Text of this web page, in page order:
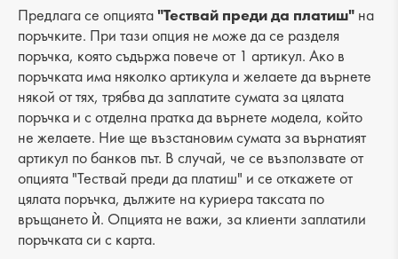
Категория: обувки
Лицев материал: еко кожа
Хастар: еко кожа
Ходило/Подметка: ток
Вид стелка: еко кожа
Височина на тока: 5 cm
Височина подметка: 3 cm
Предлага се опцията"Тествай преди да платиш" на
поръчките. При тази опция не може да се разделя
поръчка, която съдържа повече от 1 артикул. Ако в
поръчката има няколко артикула и желаете да върнете
някой от тях, трябва да заплатите сумата за цялата
поръчка и с отделна пратка да върнете модела, който
не желаете. Ние ще възстановим сумата за върнатият
артикул по банков път. В случай, че се възползвате от
опцията "Тествай преди да платиш" и се откажете от
цялата поръчка, дължите на куриера таксата по
връщането ѝ. Опцията не важи, за клиенти заплатили
поръчката си с карта.